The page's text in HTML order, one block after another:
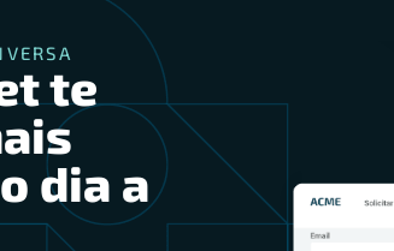
te
dia a